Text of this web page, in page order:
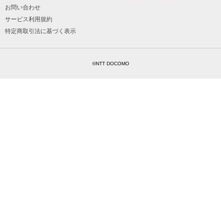
お問い合わせ
サービス利用規約
特定商取引法に基づく表示
©NTT DOCOMO